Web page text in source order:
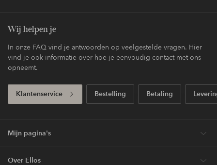
Wij helpen je
In onze FAQ vind je antwoorden op veelgestelde vragen. Hier
vind je ook informatie over hoe je eenvoudig contact met ons
opneemt.
Klantenservice Bestelling Betaling
Mijn pagina's
Over Ellos